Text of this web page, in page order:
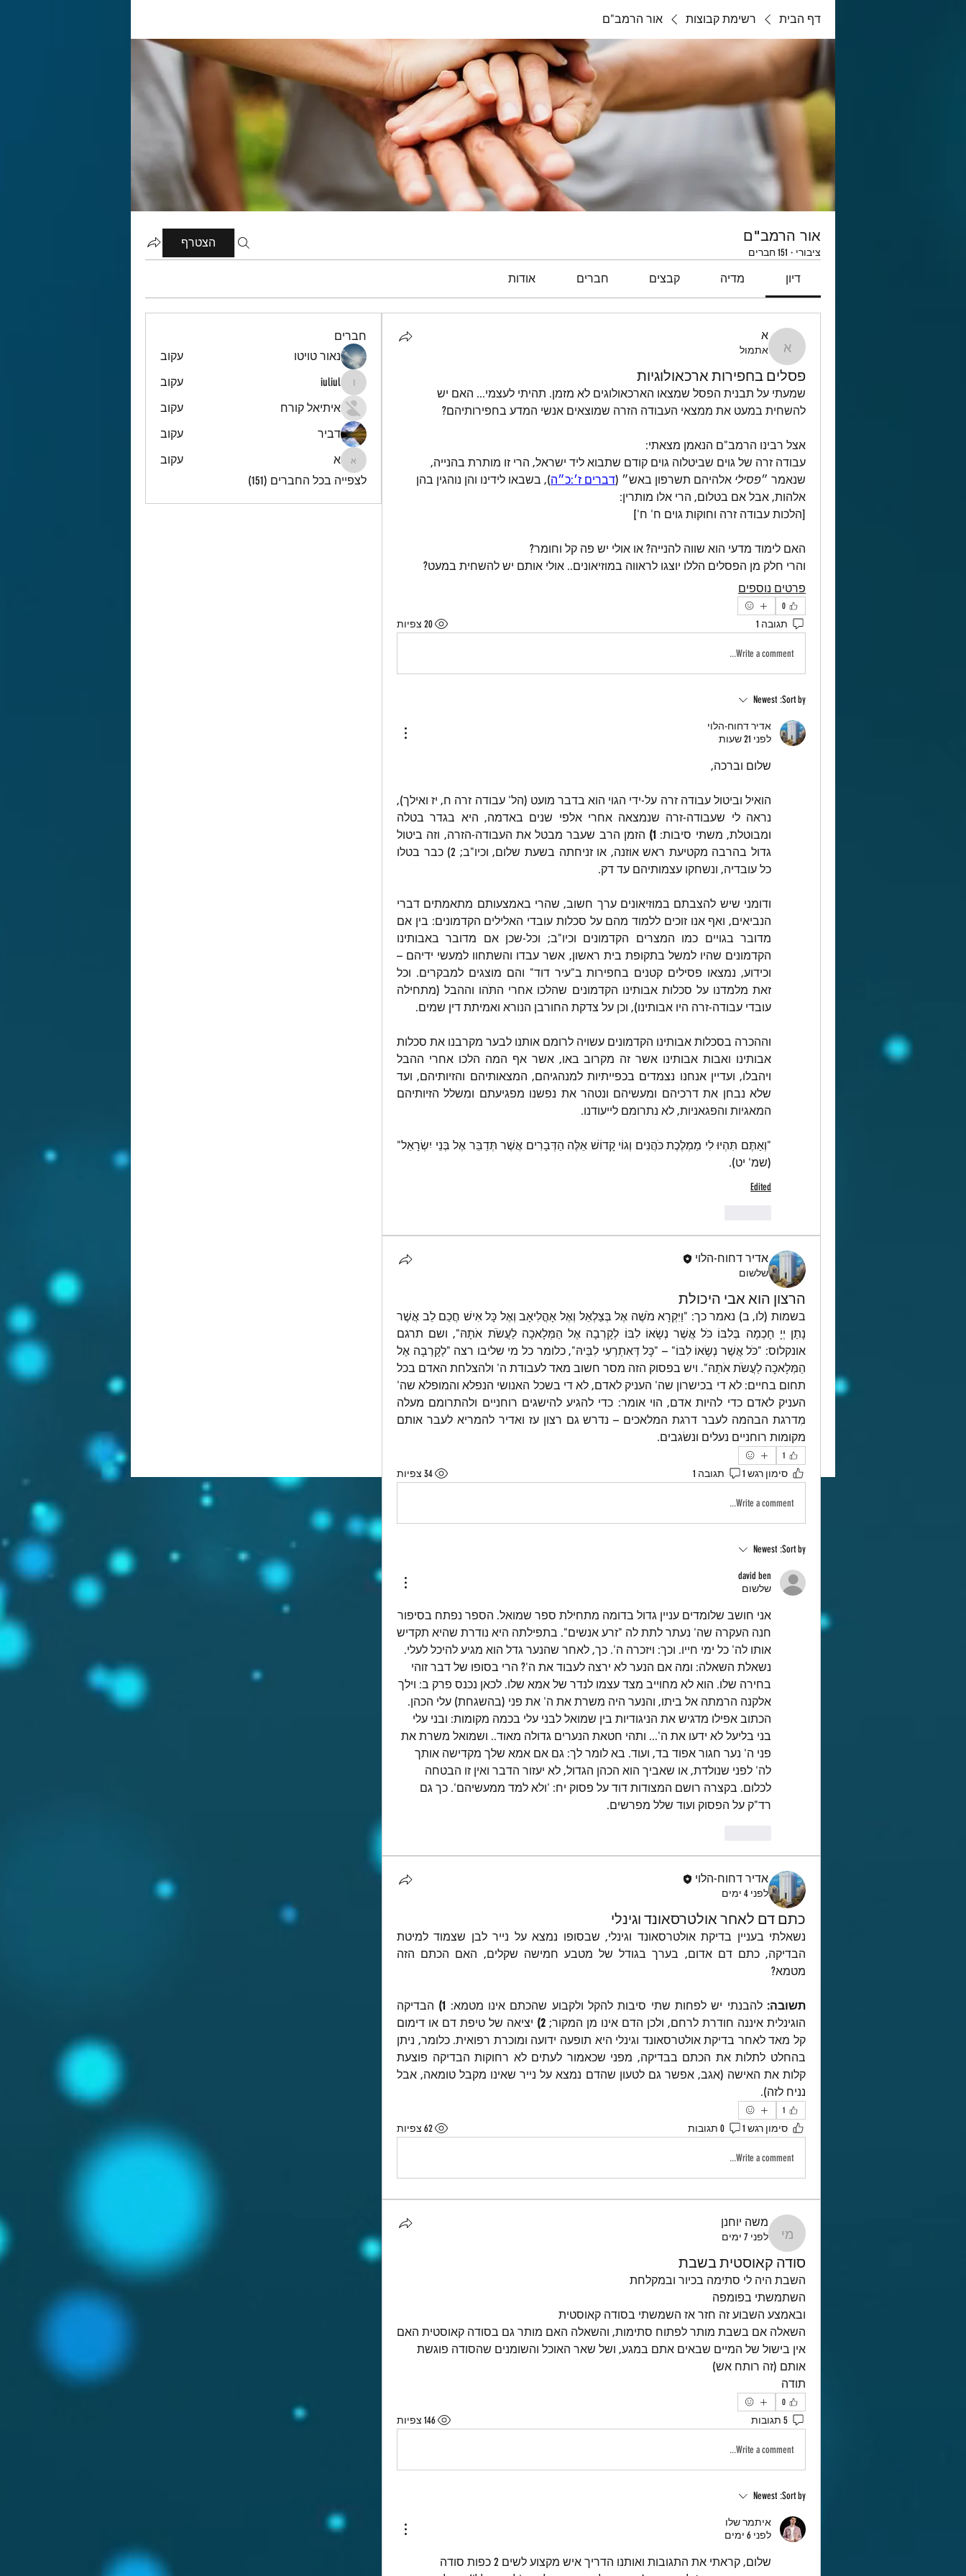
דף הבית רשימת קבוצות אור הרמב"ם
אור הרמב"ם
ציבורי · 151 חברים
הצטרף
דיון מדיה קבצים חברים אודות
א
א
אתמול
פסלים בחפירות ארכאולוגיות
להשחית במעט את ממצאי העבודה הזרה שמוצאים אנשי המדע בחפירותיהם?
אצל רבינו הרמב"ם הנאמן מצאתי:
שנאמר ״פסילי אלהיהם תשרפון באש״ (דברים ז׳:כ״ה
אלהות, אבל אם בטלום, הרי אלו מותרין:
[הלכות עבודה זרה וחוקות גוים ח' ח']
האם לימוד מדעי הוא שווה להנייה? או אולי יש פה קל וחומר?
והרי חלק מן הפסלים הללו יוצגו לראווה במוזיאונים.. אולי אותם יש להשחית במעט?
פרטים נוספים
0
תגובה 1 20 צפיות
Write a comment...
Sort by:
Newest
אדיר דחוח-הלוי
לפני 21 שעות
שלום וברכה,
הואיל וביטול עבודה זרה על-ידי הגוי הוא בדבר מועט (הל' עבודה זרה ח, יז ואילך),
ומבוטלת, משתי סיבות:
הזמן הרב שעבר מבטל את העבודה-הזרה, וזה ביטול
כל עובדיה, ונשחקו עצמותיהם עד דק.
הקדמונים שהיו למשל בתקופת בית ראשון, אשר עבדו והשתחוו למעשי ידיהם –
וכידוע, נמצאו פסילים קטנים בחפירות ב"עיר דוד" והם מוצגים למבקרים. וכל
עובדי עבודה-זרה היו אבותינו), וכן על צדקת החורבן הנורא ואמיתת דין שמים.
אבותינו ואבות אבותינו אשר זה מקרוב באו, אשר אף המה הלכו אחרי ההבל
ויהבלו, ועדיין אנחנו נצמדים בכפייתיות למנהגיהם, המצאותיהם והזיותיהם, ועד
המאגיות והפגאניות, לא נתרומם לייעודנו.
(שמ' יט).
Edited
אדיר דחוח-הלוי
שלשום
הרצון הוא אבי היכולת
בשמות (לו, ב) נאמר כך: "וַיִּקְרָא מֹשֶׁה אֶל בְּצַלְאֵל וְאֶל אָהֳלִיאָב וְאֶל כָּל אִישׁ חֲכַם לֵב אֲשֶׁר
אונקלוס: "כֹּל אֲשֶׁר נְשָׂאוֹ לִבּוֹ" – "כָּל דְּאִתְרְעִי לִבֵּיהּ", כלומר כל מי שליבו רצה "לְקָרְבָה אֶל
מקומות רוחניים נעלים ונשׂגבים.
1
סימון רגש 1 תגובה 1 34 צפיות
Write a comment...
Sort by:
Newest
david ben
שלשום
רד"ק על הפסוק ועוד שלל מפרשים.
אדיר דחוח-הלוי
לפני 4 ימים
כתם דם לאחר אולטרסאונד וגינלי
נשאלתי בעניין בדיקת אולטרסאונד וגינלי, שבסופו נמצא על נייר לבן שצמוד למיטת
מטמא?
תשובה: להבנתי יש לפחות שתי סיבות להקל ולקבוע שהכתם אינו מטמא: 1)
הוגינלית איננה חודרת לרחם, ולכן הדם אינו מן המקור; 2)
בהחלט לתלות את הכתם בבדיקה, מפני שכאמור לעתים לא רחוקות הבדיקה פוצעת
קלות את האישה (אגב, אפשר גם לטעון שהדם נמצא על נייר שאינו מקבל טומאה, אבל
נניח לזה).
1
סימון רגש 1 0 תגובות 62 צפיות
Write a comment...
משה יוחנן
משה יוחנן
לפני 7 ימים
סודה קאוסטית בשבת
השבת היה לי סתימה בכיור ובמקלחת
השתמשתי בפומפה
ובאמצע השבוע זה חזר אז השמשתי בסודה קאוסטית
אותם (זה רותח אש)
תודה
0
5 תגובות 146 צפיות
Write a comment...
Sort by:
Newest
איתמר שלו
לפני 6 ימים
חברים
נאור טויטו
עקוב
iuliul
iuliul
עקוב
איתיאל קורח
עקוב
דביר
עקוב
א
עקוב
לצפייה בכל החברים (151)